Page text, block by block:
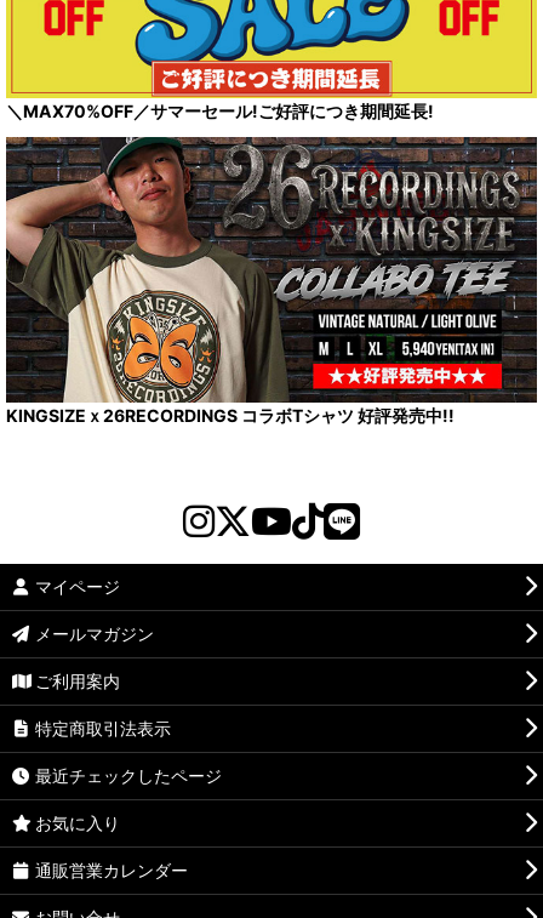
＼MAX70%OFF／サマーセール!ご好評につき期間延長!
KINGSIZEｘ26RECORDINGS コラボTシャツ 好評発売中!!
マイページ
メールマガジン
ご利用案内
特定商取引法表示
最近チェックしたページ
お気に入り
通販営業カレンダー